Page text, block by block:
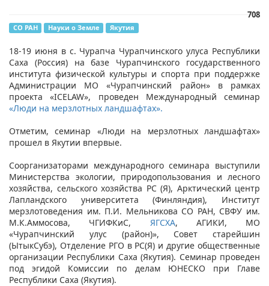
708
СО РАН Науки о Земле Якутия
18-19 июня в с. Чурапча Чурапчинского улуса Республики
Саха (Россия) на базе Чурапчинского государственного
института физической культуры и спорта при поддержке
Администрации МО «Чурапчинский район» в рамках
проекта «ICELAW», проведен Международный семинар
«Люди на мерзлотных ландшафтах».
Отметим, семинар «Люди на мерзлотных ландшафтах»
прошел в Якутии впервые.
Соорганизаторами международного семинара выступили
Министерства экологии, природопользования и лесного
хозяйства, сельского хозяйства РС (Я), Арктический центр
Лапландского университета (Финляндия), Институт
мерзлотоведения им. П.И. Мельникова СО РАН, СВФУ им.
М.К.Аммосова, ЧГИФКиС, ЯГСХА, АГИКИ, МО
«Чурапчинский улус (район)», Совет старейшин
(ЫтыкСубэ), Отделение РГО в РС(Я) и другие общественные
организации Республики Саха (Якутия). Семинар проведен
под эгидой Комиссии по делам ЮНЕСКО при Главе
Республики Саха (Якутия).